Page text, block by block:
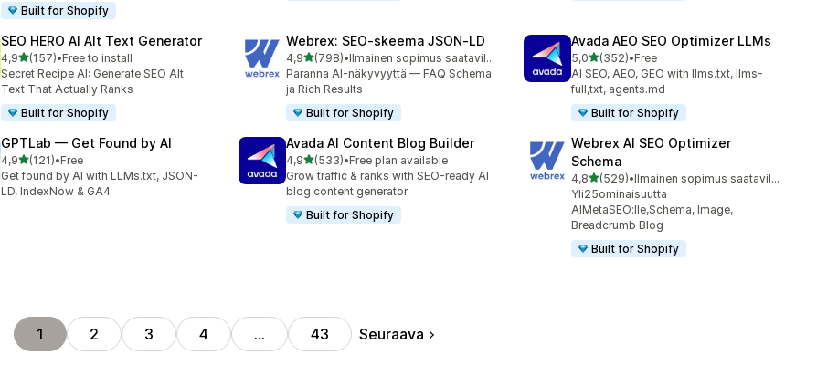
Built for Shopify
SEO HERO AI Alt Text Generator
4,9/ 5 tähteä
(157)
157 arvostelua yhteensä
•Free to install
Secret Recipe AI: Generate SEO Alt
Text That Actually Ranks
Built for Shopify
Webrex: SEO‑skeema JSON‑LD
4,9/ 5 tähteä
(798)
798 arvostelua yhteensä
•
Ilmainen sopimus saatavilla
Paranna AI-näkyvyyttä — FAQ Schema
ja Rich Results
Built for Shopify
Avada AEO SEO Optimizer LLMs
5,0/ 5 tähteä
(352)
352 arvostelua yhteensä
•Free
AI SEO, AEO, GEO with llms.txt, llms-
full,txt, agents.md
Built for Shopify
GPTLab — Get Found by AI
4,9/ 5 tähteä
(121)
121 arvostelua yhteensä
•Free
Get found by AI with LLMs.txt, JSON-
LD, IndexNow & GA4
Avada AI Content Blog Builder
4,9/ 5 tähteä
(533)
533 arvostelua yhteensä
•Free plan available
Grow traffic & ranks with SEO-ready AI
blog content generator
Built for Shopify
Webrex AI SEO Optimizer
Schema
4,8/ 5 tähteä
(529)
529 arvostelua yhteensä
•
Ilmainen sopimus saatavilla
Yli25ominaisuutta
AIMetaSEO:lle,Schema, Image,
Breadcrumb BIog
Built for Shopify
1 2 3 4 … 43 Seuraava